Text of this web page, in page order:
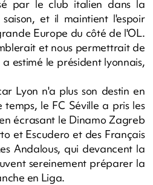
par le club italien dans la
et il maintient l'espoir
Europe du côté de l'OL.
et nous permettrait de
estimé le président lyonnais,
Lyon n'a plus son destin en
le FC Séville a pris les
écrasant le Dinamo Zagreb
et Escudero et des Français
Andalous, qui devancent la
sereinement préparer la
en Liga.